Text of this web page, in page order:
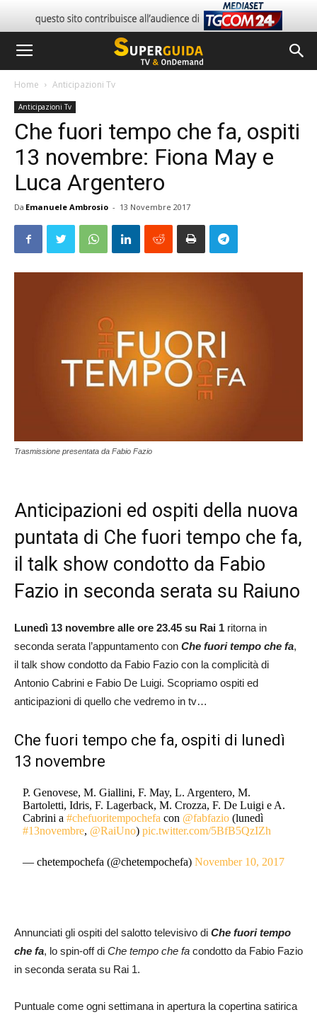
Home Anticipazioni Tv
Anticipazioni Tv
Che fuori tempo che fa, ospiti
13 novembre: Fiona May e
Luca Argentero
Da Emanuele Ambrosio - 13 Novembre 2017
Trasmissione presentata da Fabio Fazio
Anticipazioni ed ospiti della nuova
puntata di Che fuori tempo che fa,
il talk show condotto da Fabio
Fazio in seconda serata su Raiuno
Lunedì 13 novembre alle ore 23.45 su Rai 1 ritorna in
seconda serata l’appuntamento con Che fuori tempo che fa,
il talk show condotto da Fabio Fazio con la complicità di
Antonio Cabrini e Fabio De Luigi. Scopriamo ospiti ed
anticipazioni di quello che vedremo in tv…
Che fuori tempo che fa, ospiti di lunedì
13 novembre
P. Genovese, M. Giallini, F. May, L. Argentero, M.
Bartoletti, Idris, F. Lagerback, M. Crozza, F. De Luigi e A.
Cabrini a#chefuoritempochefa con @fabfazio (lunedì
#13novembre, @RaiUno)pic.twitter.com/5BfB5QzIZh
— chetempochefa (@chetempochefa)November 10, 2017
Annunciati gli ospiti del salotto televisivo di Che fuori tempo
che fa, lo spin-off di Che tempo che fa condotto da Fabio Fazio
in seconda serata su Rai 1.
Puntuale come ogni settimana in apertura la copertina satirica